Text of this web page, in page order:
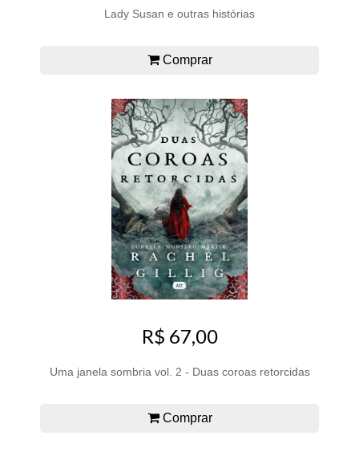
Lady Susan e outras histórias
Comprar
R$ 67,00
Uma janela sombria vol. 2 - Duas coroas retorcidas
Comprar